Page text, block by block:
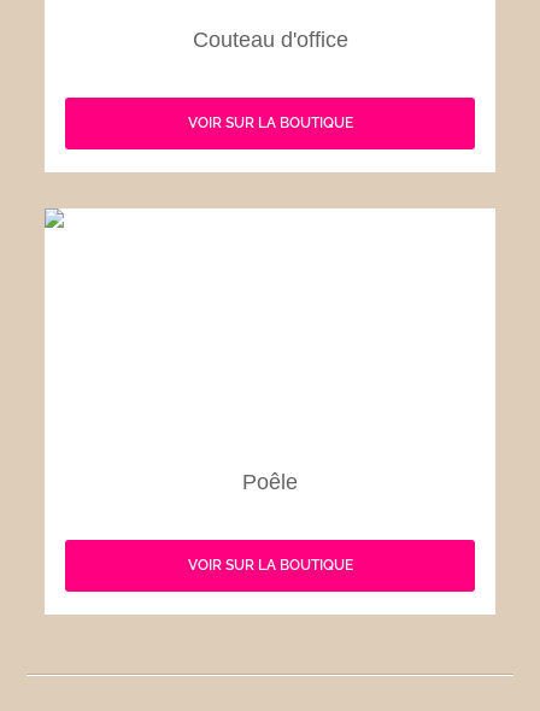
Couteau d'office
VOIR SUR LA BOUTIQUE
Poêle
VOIR SUR LA BOUTIQUE